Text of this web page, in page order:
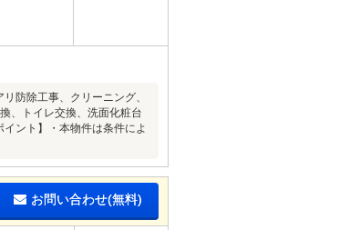
防除工事、クリーニング、
、トイレ交換、洗面化粧台
ント】・本物件は条件によ
お問い合わせ(無料)